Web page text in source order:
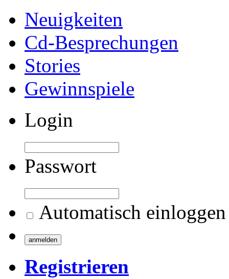
Neuigkeiten
Cd-Besprechungen
Stories
Gewinnspiele
Login
Passwort
Automatisch einloggen
Registrieren